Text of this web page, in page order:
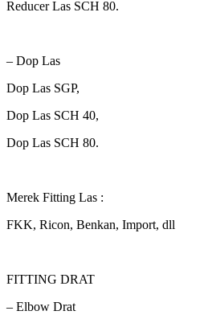
Reducer Las SCH 80.
– Dop Las
Dop Las SGP,
Dop Las SCH 40,
Dop Las SCH 80.
Merek Fitting Las :
FKK, Ricon, Benkan, Import, dll
FITTING DRAT
– Elbow Drat